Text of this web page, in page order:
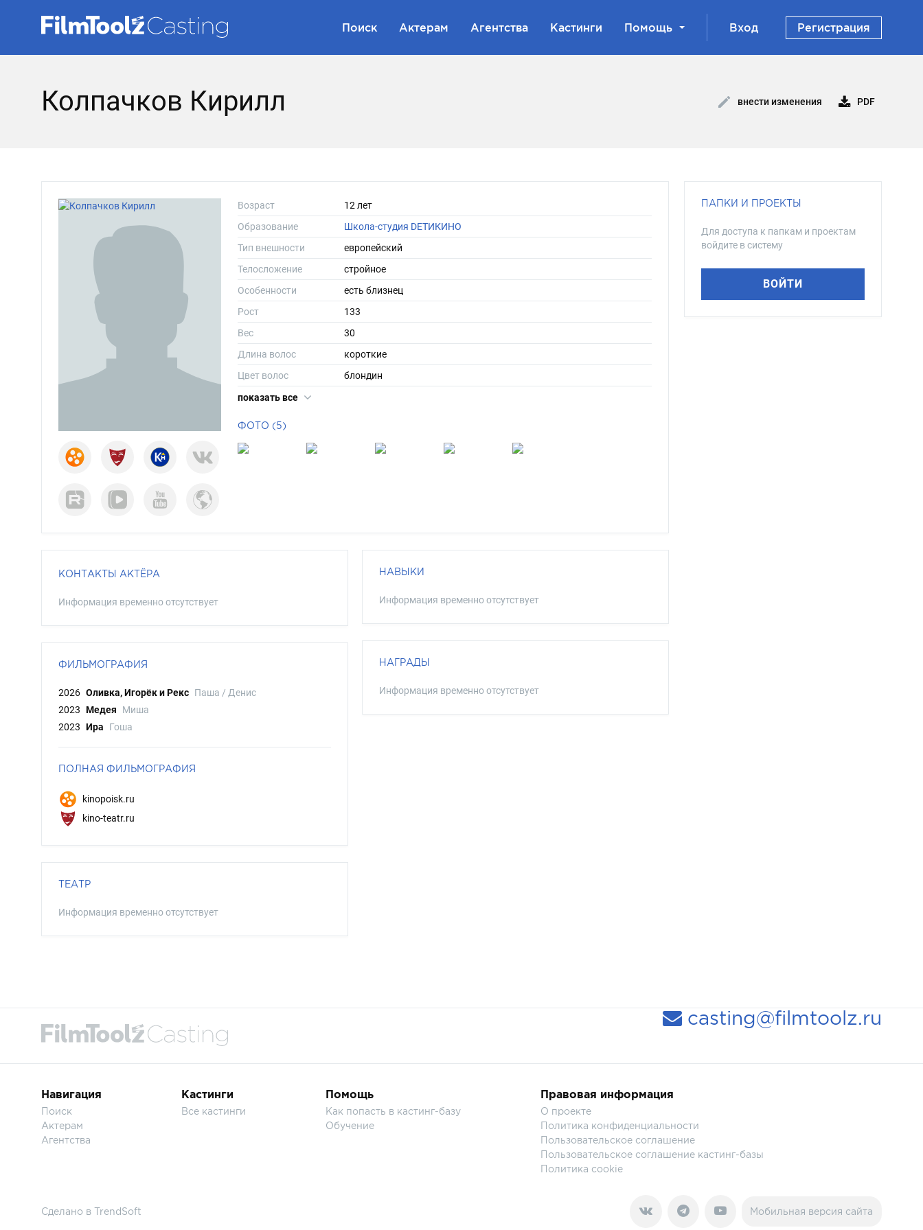
Поиск Актерам Агентства Кастинги Помощь Вход Регистрация
Колпачков Кирилл внести изменения PDF
Возраст
12 лет
Образование
Школа-студия DЕТИКИНО
Тип внешности
европейский
Телосложение
стройное
Особенности
есть близнец
Рост
133
Вес
30
Длина волос
короткие
Цвет волос
блондин
Цвет глаз
показать все
ФОТО (5)
КОНТАКТЫ АКТЁРА
Информация временно отсутствует
ФИЛЬМОГРАФИЯ
2026 Оливка, Игорёк и Рекс Паша / Денис
2023 Медея
Миша
2023 Ира Гоша
ПОЛНАЯ ФИЛЬМОГРАФИЯ
kinopoisk.ru
kino-teatr.ru
ТЕАТР
Информация временно отсутствует
НАВЫКИ
Информация временно отсутствует
НАГРАДЫ
Информация временно отсутствует
ПАПКИ И ПРОЕКТЫ
Для доступа к папкам и проектам
войдите в систему
ВОЙТИ
casting@filmtoolz.ru
Навигация
Поиск
Актерам
Агентства
Кастинги
Все кастинги
Помощь
Как попасть в кастинг-базу
Обучение
Правовая информация
О проекте
Политика конфиденциальности
Пользовательское соглашение
Пользовательское соглашение кастинг-базы
Политика cookie
Сделано в TrendSoft Мобильная версия сайта